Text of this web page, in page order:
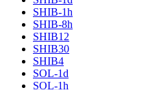
SHIB-1h
SHIB-8h
SHIB12
SHIB30
SHIB4
SOL-1d
SOL-1h